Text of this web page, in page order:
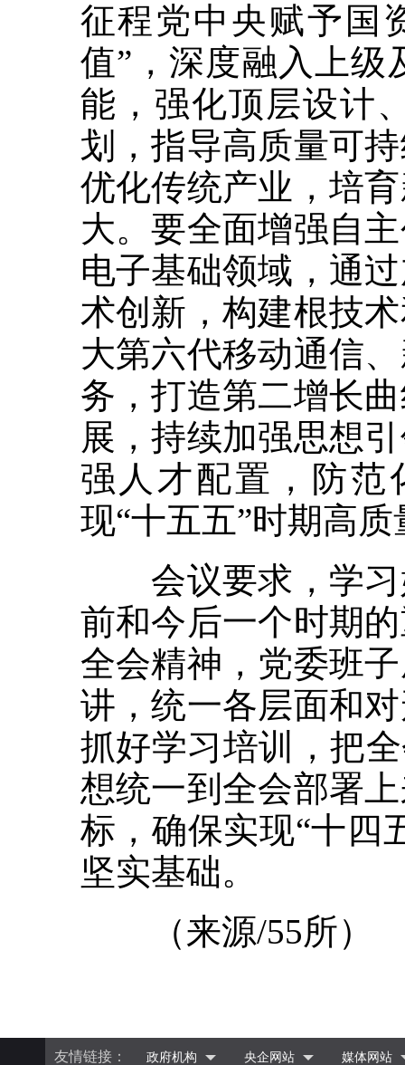
征程党中央赋予国
值”，深度融入上级
能，强化顶层设计
划，指导高质量可
优化传统产业，培
大。要全面增强自
电子基础领域，通
术创新，构建根技
大第六代移动通信
务，打造第二增长
展，持续加强思想
强人才配置，防范
现“十五五”时期高
会议要求，学习
前和今后一个时期
全会精神，党委班
讲，统一各层面和
抓好学习培训，把
想统一到全会部署
标，确保实现“十四
坚实基础。
（来源/55所）
友情链接： 政府机构 央企网站 媒体网站